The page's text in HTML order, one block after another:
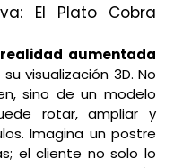
El Plato Cobra
aumentada
visualización 3D. No
sino de un modelo
rotar, ampliar y
Imagina un postre
el cliente no solo lo